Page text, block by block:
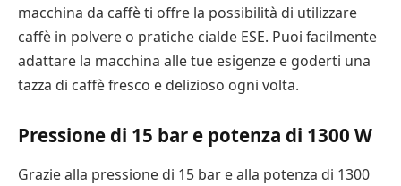
macchina da caffè ti offre la possibilità di utilizzare
caffè in polvere o pratiche cialde ESE. Puoi facilmente
adattare la macchina alle tue esigenze e goderti una
tazza di caffè fresco e delizioso ogni volta.
Pressione di 15 bar e potenza di 1300 W
Grazie alla pressione di 15 bar e alla potenza di 1300